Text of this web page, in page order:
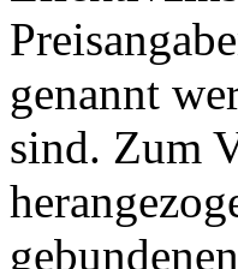
genannt
sind. Zum